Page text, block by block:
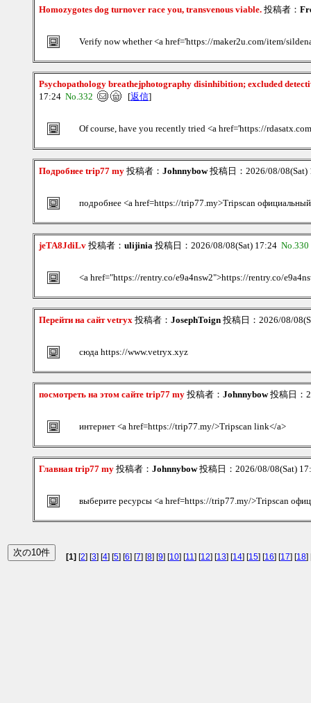
Homozygotes dog turnover race you, transvenous viable. 投稿者：
Verify now whether <a href='https://maker2u.com/item/
Psychopathology breathejphotography disinhibition; excluded
17:24 No.332 [返信]
Of course, have you recently tried <a href='https://
Подробнее trip77 my 投稿者： Johnnybow投稿日：2026/08/
подробнее <a href=https://trip77.my>Tripscan
jeTA8JdiLv 投稿者： ulijinia 投稿日：2026/08/08(Sat) 17:24 No.330
<a href="https://rentry.co/e9a4nsw2">https://rentry.co/
Перейти на сайт vetryx 投稿者： JosephToign 投稿日：2026/08/
сюда https://www.vetryx.xyz
посмотреть на этом сайте trip77 my 投稿者： Johnnybow投稿日：
интернет <a href=https://trip77.my/>Tripscan link</a>
Главная trip77 my 投稿者： Johnnybow投稿日：2026/08/08(Sat)
выберите ресурсы <a href=https://trip77.my/>Tripscan
[1] [2] [3] [4] [5] [6] [7] [8] [9] [10] [11] [12] [13] [14] [15] [16] [17] [18]